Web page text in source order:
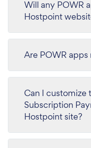
Will any POWR
Hostpoint
Are POWR
Can I customize
Subscription
Hostpoint site?